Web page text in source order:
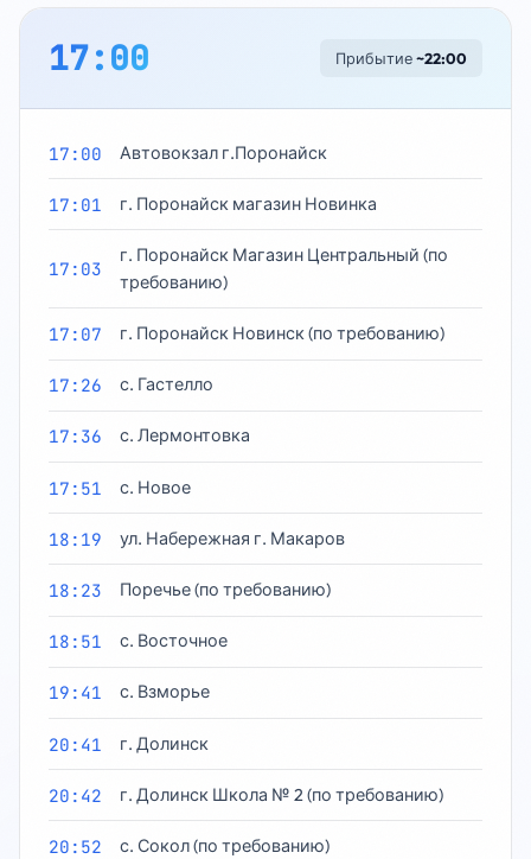
17:00 Прибытие~22:00
17:00 Автовокзал г.Поронайск
17:01 г. Поронайск магазин Новинка
17:03
г. Поронайск Магазин Центральный (по
требованию)
17:07 г. Поронайск Новинск (по требованию)
17:26 с. Гастелло
17:36 с. Лермонтовка
17:51 с. Новое
18:19 ул. Набережная г. Макаров
18:23 Поречье (по требованию)
18:51 с. Восточное
19:41 с. Взморье
20:41 г. Долинск
20:42 г. Долинск Школа № 2 (по требованию)
20:52 с. Сокол (по требованию)